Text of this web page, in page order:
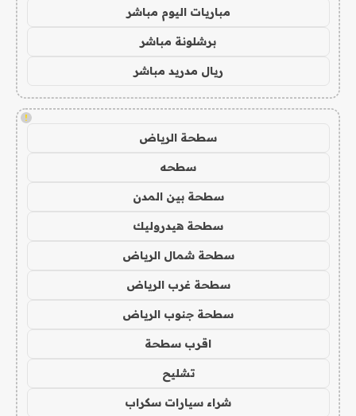
مباريات اليوم مباشر
برشلونة مباشر
ريال مدريد مباشر
!
سطحة الرياض
سطحه
سطحة بين المدن
سطحة هيدروليك
سطحة شمال الرياض
سطحة غرب الرياض
سطحة جنوب الرياض
اقرب سطحة
تشليح
شراء سيارات سكراب